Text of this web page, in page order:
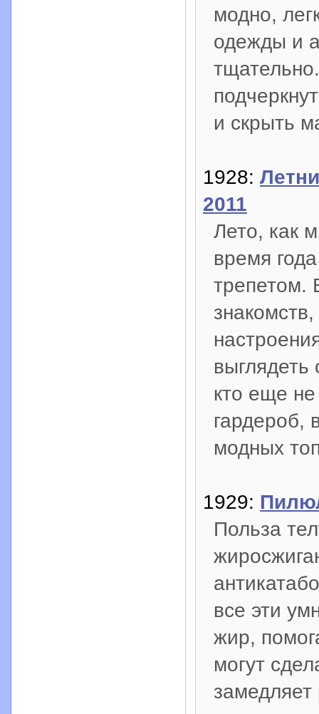
модно,
одежды и
и скрыть
1928:
2011
Лето, как
время
трепетом.
кто еще
гардероб,
модных
1929:
Польза
все эти
жир,
могут